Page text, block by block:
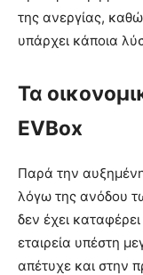
της ανεργίας,
υπάρχει κάποια
Τα
EVBox
Παρά την
λόγω της ανόδου
δεν έχει
εταιρεία υπέστη
απέτυχε και στην